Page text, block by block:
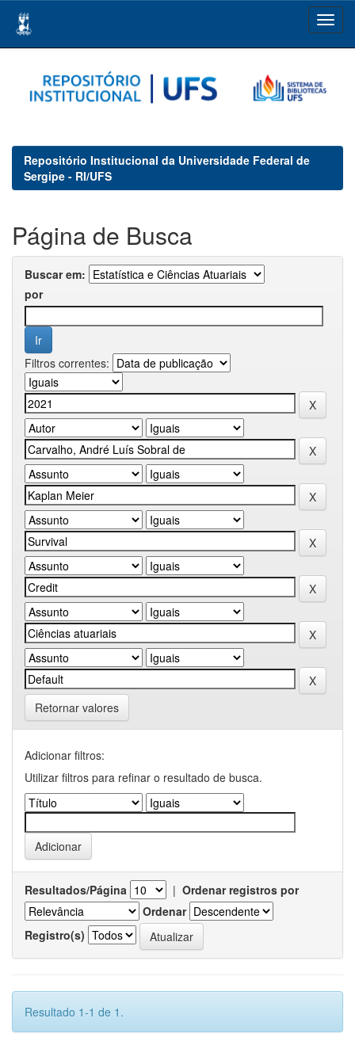
navigation
Repositório Institucional da Universidade Federal de
Sergipe - RI/UFS
Página de Busca
Buscar em:
por
Filtros correntes:
Retornar valores
Adicionar filtros:
Utilizar filtros para refinar o resultado de busca.
Resultados/Página | Ordenar registros por
Ordenar
Registro(s)
Resultado 1-1 de 1.